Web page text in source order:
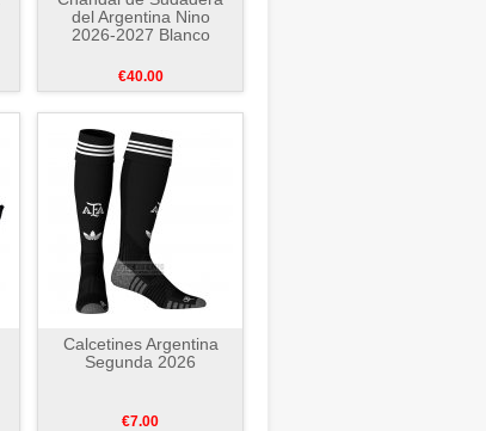
del Argentina Nino
2026-2027 Blanco
€40.00
Calcetines Argentina
Segunda 2026
€7.00